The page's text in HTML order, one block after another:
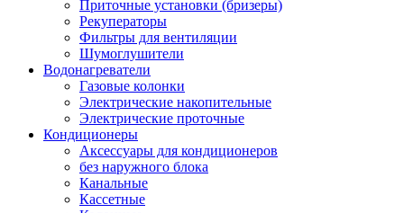
Приточные установки (бризеры)
Рекуператоры
Фильтры для вентиляции
Шумоглушители
Водонагреватели
Газовые колонки
Электрические накопительные
Электрические проточные
Кондиционеры
Аксессуары для кондиционеров
без наружного блока
Канальные
Кассетные